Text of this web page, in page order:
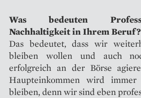
Was bedeuten
Nachhaltigkeit in Ihrem Beruf?
Das bedeutet, dass wir
bleiben wollen und auch
erfolgreich an der Börse
Haupteinkommen wird immer
bleiben, denn wir sind eben